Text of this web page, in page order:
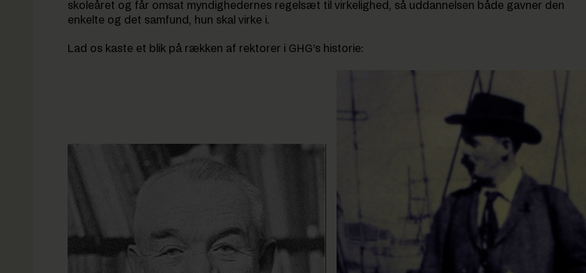
skoleåret og får omsat myndighedernes regelsæt til virkelighed, så uddannelsen både gavner den
enkelte og det samfund, hun skal virke i.
Lad os kaste et blik på rækken af rektorer i GHG’s historie: